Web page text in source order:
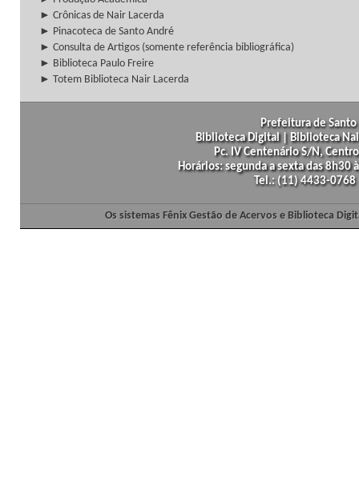
► Crônicas de Nair Lacerda
► Pinacoteca de Santo André
► Consulta de Artigos (somente referência bibliográfica)
► Biblioteca Paulo Freire
► Totem Biblioteca Nair Lacerda
Prefeitura de
Biblioteca Digital | Biblioteca
Pc. IV Centenário S/N,
Horários: segunda a sexta das
Tel.: (11) 4433-
Os sistemas Fênix Gestão de Acervos e Biblioteca